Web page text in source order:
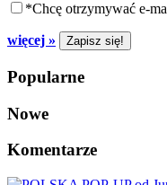
*Chcę otrzymywać e-
więcej »
Popularne
Nowe
Komentarze